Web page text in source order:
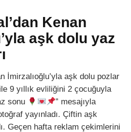
Kenan
aşk dolu yaz
İmirzalıoğlu’yla aşk dolu pozlar
9 yıllık evliliğini 2 çocuğuyla
sonu
” mesajıyla
yayınladı. Çiftin aşk
Geçen hafta reklam çekimlerini